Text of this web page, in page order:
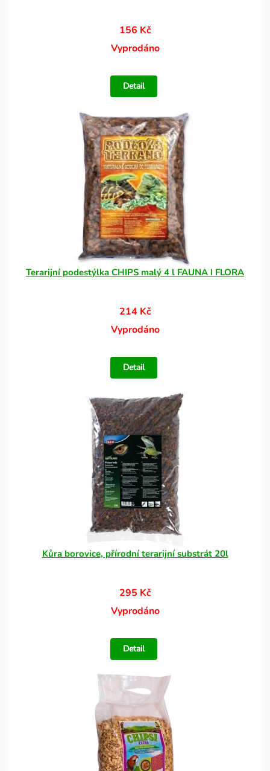
156 Kč
Vyprodáno
Detail
Terarijní podestýlka CHIPS malý 4 l FAUNA I FLORA
214 Kč
Vyprodáno
Detail
Kůra borovice, přírodní terarijní substrát 20l
295 Kč
Vyprodáno
Detail